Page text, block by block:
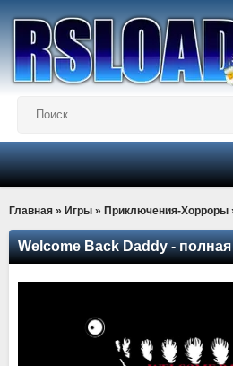
Главная » Игры » Приключения-Хорроры
Welcome Back Daddy -